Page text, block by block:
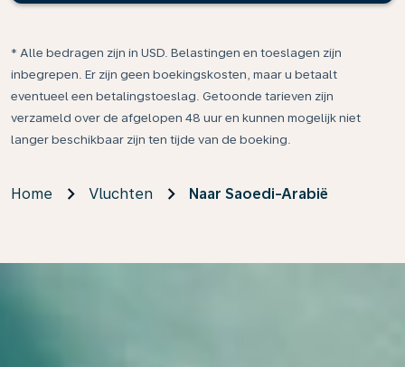
* Alle bedragen zijn in USD. Belastingen en toeslagen zijn
inbegrepen. Er zijn geen boekingskosten, maar u betaalt
eventueel een betalingstoeslag. Getoonde tarieven zijn
verzameld over de afgelopen 48 uur en kunnen mogelijk niet
langer beschikbaar zijn ten tijde van de boeking.
Home Vluchten Naar Saoedi-Arabië